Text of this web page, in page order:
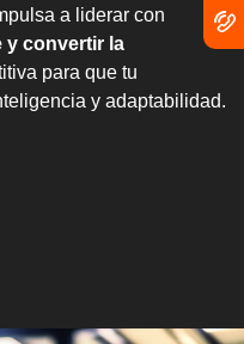
a liderar con
y convertir la
para que tu
y adaptabilidad.